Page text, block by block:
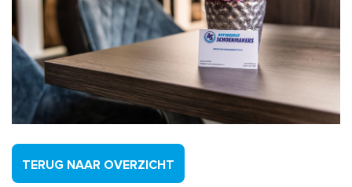
TERUG NAAR OVERZICHT